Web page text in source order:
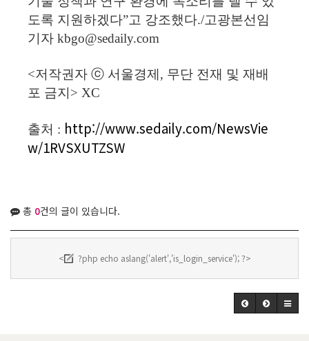
도록 지원하겠다”고 강조했다./고광본선임
기자 kbgo@sedaily.com
<저작권자 ⓒ 서울경제, 무단 전재 및 재배
포 금지> XC
출처 : http://www.sedaily.com/NewsVie
w/1RVSXUTZSW
총 0건의 글이 있습니다.
< ?php echo aslang('alert','is_login_service'); ?>